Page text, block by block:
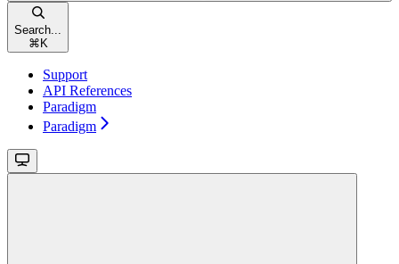
Search...
⌘ K
Support
API References
Paradigm
Paradigm